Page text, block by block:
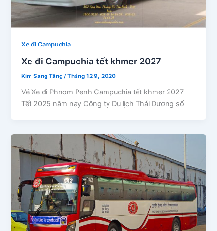
Xe đi Campuchia
Xe đi Campuchia tết khmer 2027
Kim Sang Tăng /Tháng 12 9, 2020
Vé Xe đi Phnom Penh Campuchia tết khmer 2027
Tết 2025 năm nay Công ty Du lịch Thái Dương số